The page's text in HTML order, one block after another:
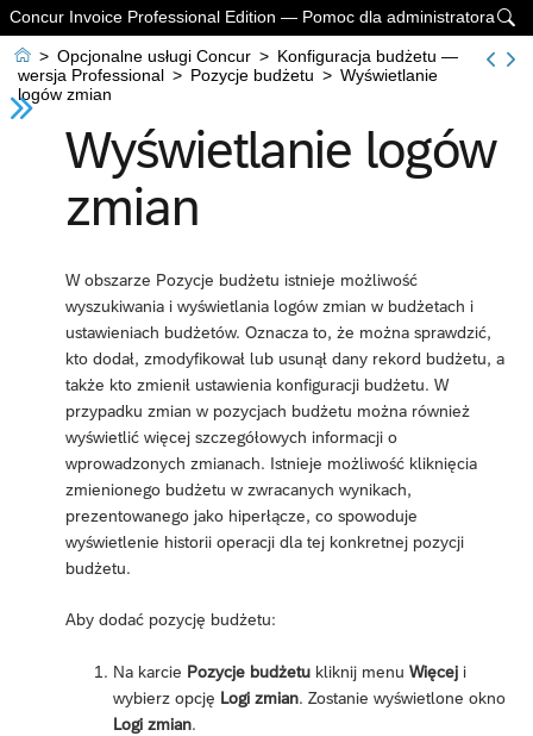

Concur Invoice Professional Edition — Pomoc dla administratora
 > Opcjonalne usługi Concur > Konfiguracja budżetu —
wersja Professional > Pozycje budżetu > Wyświetlanie
logów zmian
Wyświetlanie logów
zmian
W obszarze Pozycje budżetu istnieje możliwość
wyszukiwania i wyświetlania logów zmian w budżetach i
ustawieniach budżetów. Oznacza to, że można sprawdzić,
kto dodał, zmodyfikował lub usunął dany rekord budżetu, a
także kto zmienił ustawienia konfiguracji budżetu. W
przypadku zmian w pozycjach budżetu można również
wyświetlić więcej szczegółowych informacji o
wprowadzonych zmianach. Istnieje możliwość kliknięcia
zmienionego budżetu w zwracanych wynikach,
prezentowanego jako hiperłącze, co spowoduje
wyświetlenie historii operacji dla tej konkretnej pozycji
budżetu.
Aby dodać pozycję budżetu:
Na karcie Pozycje budżetu kliknij menu Więcej i
wybierz opcję Logi zmian. Zostanie wyświetlone okno
Logi zmian.